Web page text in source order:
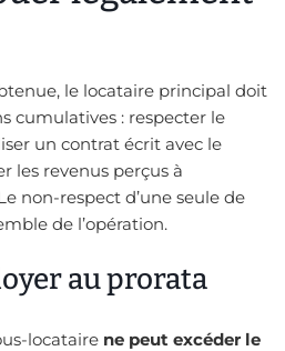
le locataire principal doit
cumulatives : respecter le
un contrat écrit avec le
les revenus perçus à
non-respect d’une seule de
de l’opération.
au prorata
locataire ne peut excéder le